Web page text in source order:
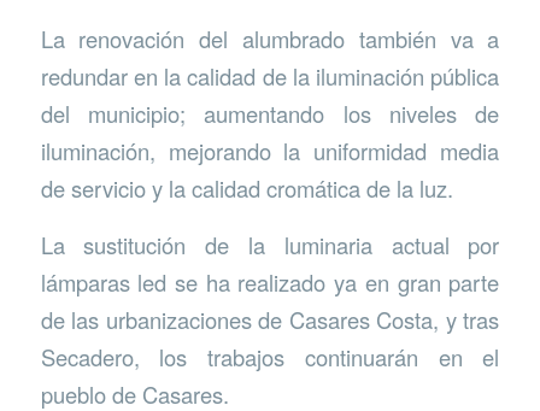
La renovación del alumbrado también va a
redundar en la calidad de la iluminación pública
del municipio; aumentando los niveles de
iluminación, mejorando la uniformidad media
de servicio y la calidad cromática de la luz.
La sustitución de la luminaria actual por
lámparas led se ha realizado ya en gran parte
de las urbanizaciones de Casares Costa, y tras
Secadero, los trabajos continuarán en el
pueblo de Casares.